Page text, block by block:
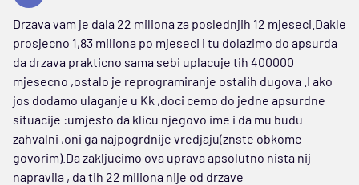
Drzava vam je dala 22 miliona za poslednjih 12 mjeseci.Dakle
prosjecno 1,83 miliona po mjeseci i tu dolazimo do apsurda
da drzava prakticno sama sebi uplacuje tih 400000
mjesecno ,ostalo je reprogramiranje ostalih dugova .I ako
jos dodamo ulaganje u Kk ,doci cemo do jedne apsurdne
situacije :umjesto da klicu njegovo ime i da mu budu
zahvalni ,oni ga najpogrdnije vredjaju(znste obkome
govorim).Da zakljucimo ova uprava apsolutno nista nij
napravila , da tih 22 miliona nije od drzave